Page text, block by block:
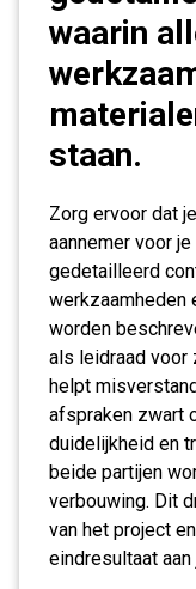
waarin
staan.
Zorg ervoor dat
aannemer voor
gedetailleerd
werkzaamheden
worden
als leidraad voor
helpt
afspraken zwart
duidelijkheid en
beide partijen
verbouwing. Dit
van het project
eindresultaat